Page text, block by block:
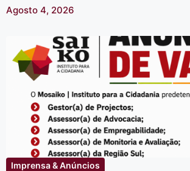
Agosto 4, 2026
Imprensa & Anúncios